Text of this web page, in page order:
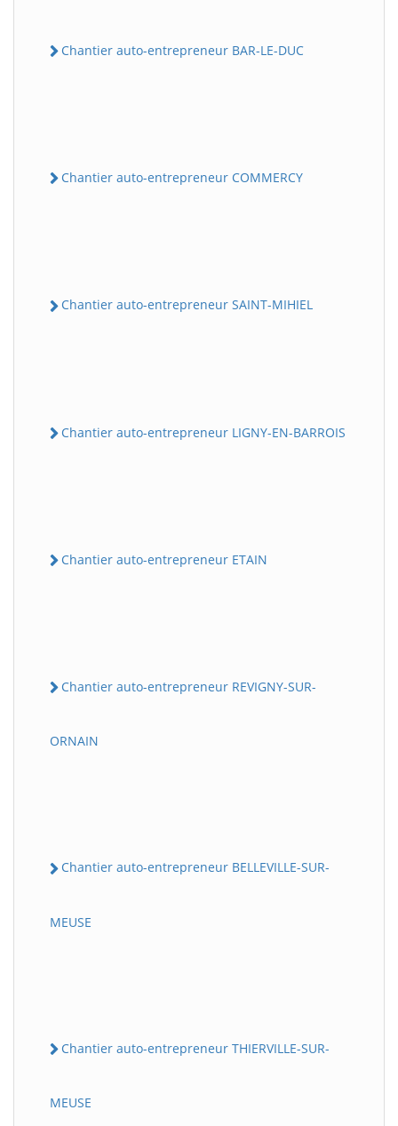
Chantier auto-entrepreneur BAR-LE-DUC
Chantier auto-entrepreneur COMMERCY
Chantier auto-entrepreneur SAINT-MIHIEL
Chantier auto-entrepreneur LIGNY-EN-BARROIS
Chantier auto-entrepreneur ETAIN
Chantier auto-entrepreneur REVIGNY-SUR-
ORNAIN
Chantier auto-entrepreneur BELLEVILLE-SUR-
MEUSE
Chantier auto-entrepreneur THIERVILLE-SUR-
MEUSE